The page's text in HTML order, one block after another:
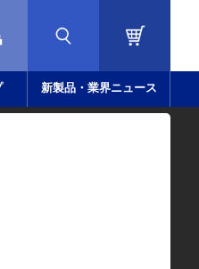
新製品・業界ニュース